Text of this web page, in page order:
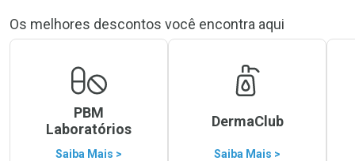
Os melhores descontos você encontra aqui
PBM
Laboratórios
Saiba Mais >
DermaClub
Saiba Mais >